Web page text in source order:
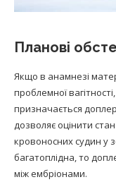
Планові
Якщо в анамнезі
проблемної
призначається
дозволяє оцінити
кровоносних судин у
багатоплідна, то
між ембріонами.